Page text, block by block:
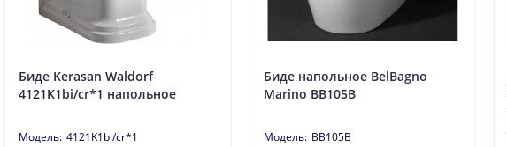
Биде Kerasan Waldorf
4121K1bi/cr*1 напольное
4121K1bi/cr*1
Биде напольное BelBagno
Marino BB105B
BB105B